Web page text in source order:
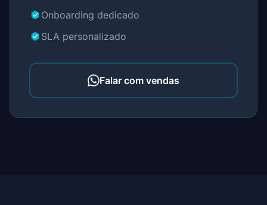
Onboarding dedicado
SLA personalizado
Falar com vendas